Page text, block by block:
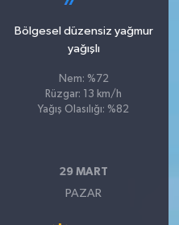
Bölgesel düzensiz yağmur
yağışlı
Nem: %72
Rüzgar: 13 km/h
Yağış Olasılığı: %82
29 MART
PAZAR